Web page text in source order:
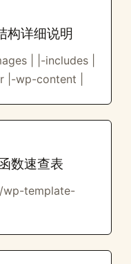
构详细说明
| |-includes |
|-wp-content |
数速查表
wp-template-